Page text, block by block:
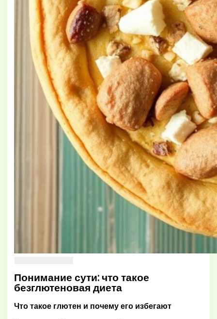
Понимание сути: что такое
безглютеновая диета
Что такое глютен и почему его избегают